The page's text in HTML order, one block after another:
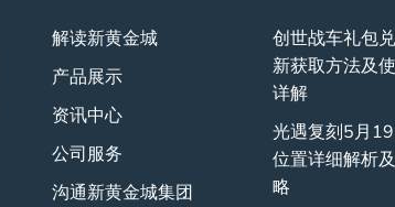
解读新黄金城
产品展示
资讯中心
公司服务
沟通新黄金城集团
创世战车礼包
新获取方法及
详解
光遇复刻5月
位置详细解析
略